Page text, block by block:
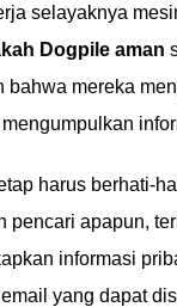
selayaknya
Dogpile aman
bahwa mereka
harus berhati-
pencari apapun,
informasi
yang dapat